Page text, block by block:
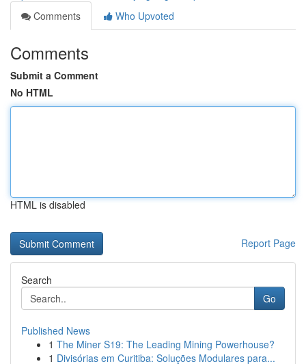
Comments
Who Upvoted
Comments
Submit a Comment
No HTML
HTML is disabled
Report Page
Search
Go
Published News
1 The Miner S19: The Leading Mining Powerhouse?
1 Divisórias em Curitiba: Soluções Modulares para...